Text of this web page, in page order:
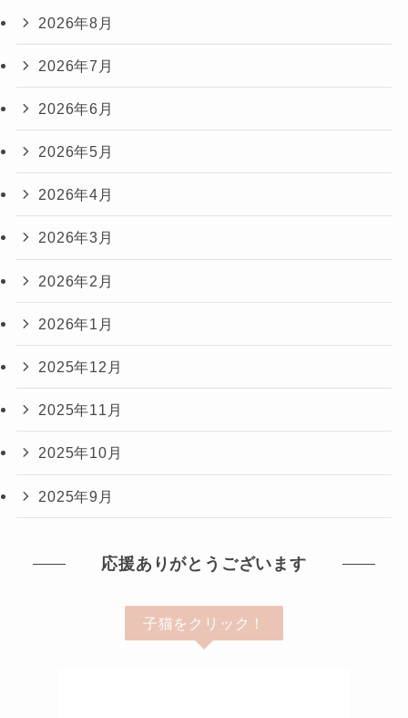
2026年8月
2026年7月
2026年6月
2026年5月
2026年4月
2026年3月
2026年2月
2026年1月
2025年12月
2025年11月
2025年10月
2025年9月
応援ありがとうございます
子猫をクリック！